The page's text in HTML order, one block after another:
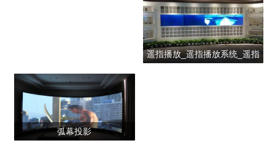
遥指播放_遥指播放系统_遥指
弧幕投影